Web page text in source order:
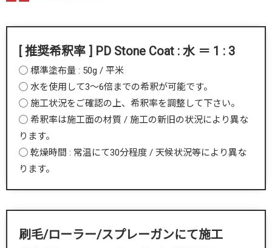
[ 推奨希釈率 ] PD Stone Coat : 水 ＝ 1 : 3
◯ 標準塗布量 : 50g / 平米
◯ 水を使用して3〜6倍までの希釈が可能です。
◯ 施工状況をご確認の上、希釈率を調整して下さい。
◯ 希釈率は施工面の材質 / 施工の新旧の状況により異な
ります。
◯ 乾燥時間 : 常温にて30分程度 / 天候状況等により異な
ります。
刷毛/ローラー/スプレーガンにて施工